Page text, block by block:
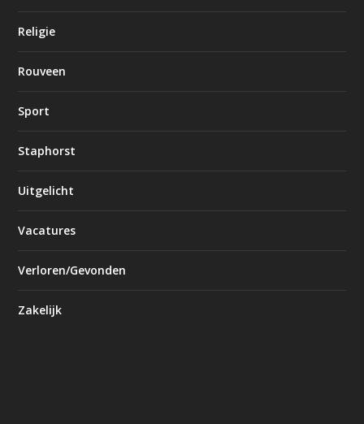
Religie
Rouveen
Sport
Staphorst
Uitgelicht
Vacatures
Verloren/Gevonden
Zakelijk